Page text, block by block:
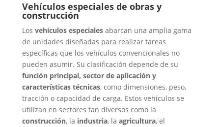
Vehículos especiales de obras y
construcción
Los vehículos especialesabarcan una amplia gama
de unidades diseñadas para realizar tareas
específicas que los vehículos convencionales no
pueden asumir. Su clasificación depende de su
función principal, sector de aplicación y
características técnicas, como dimensiones, peso,
tracción o capacidad de carga. Estos vehículos se
utilizan en sectores tan diversos como la
construcción, la industria, la agricultura, el